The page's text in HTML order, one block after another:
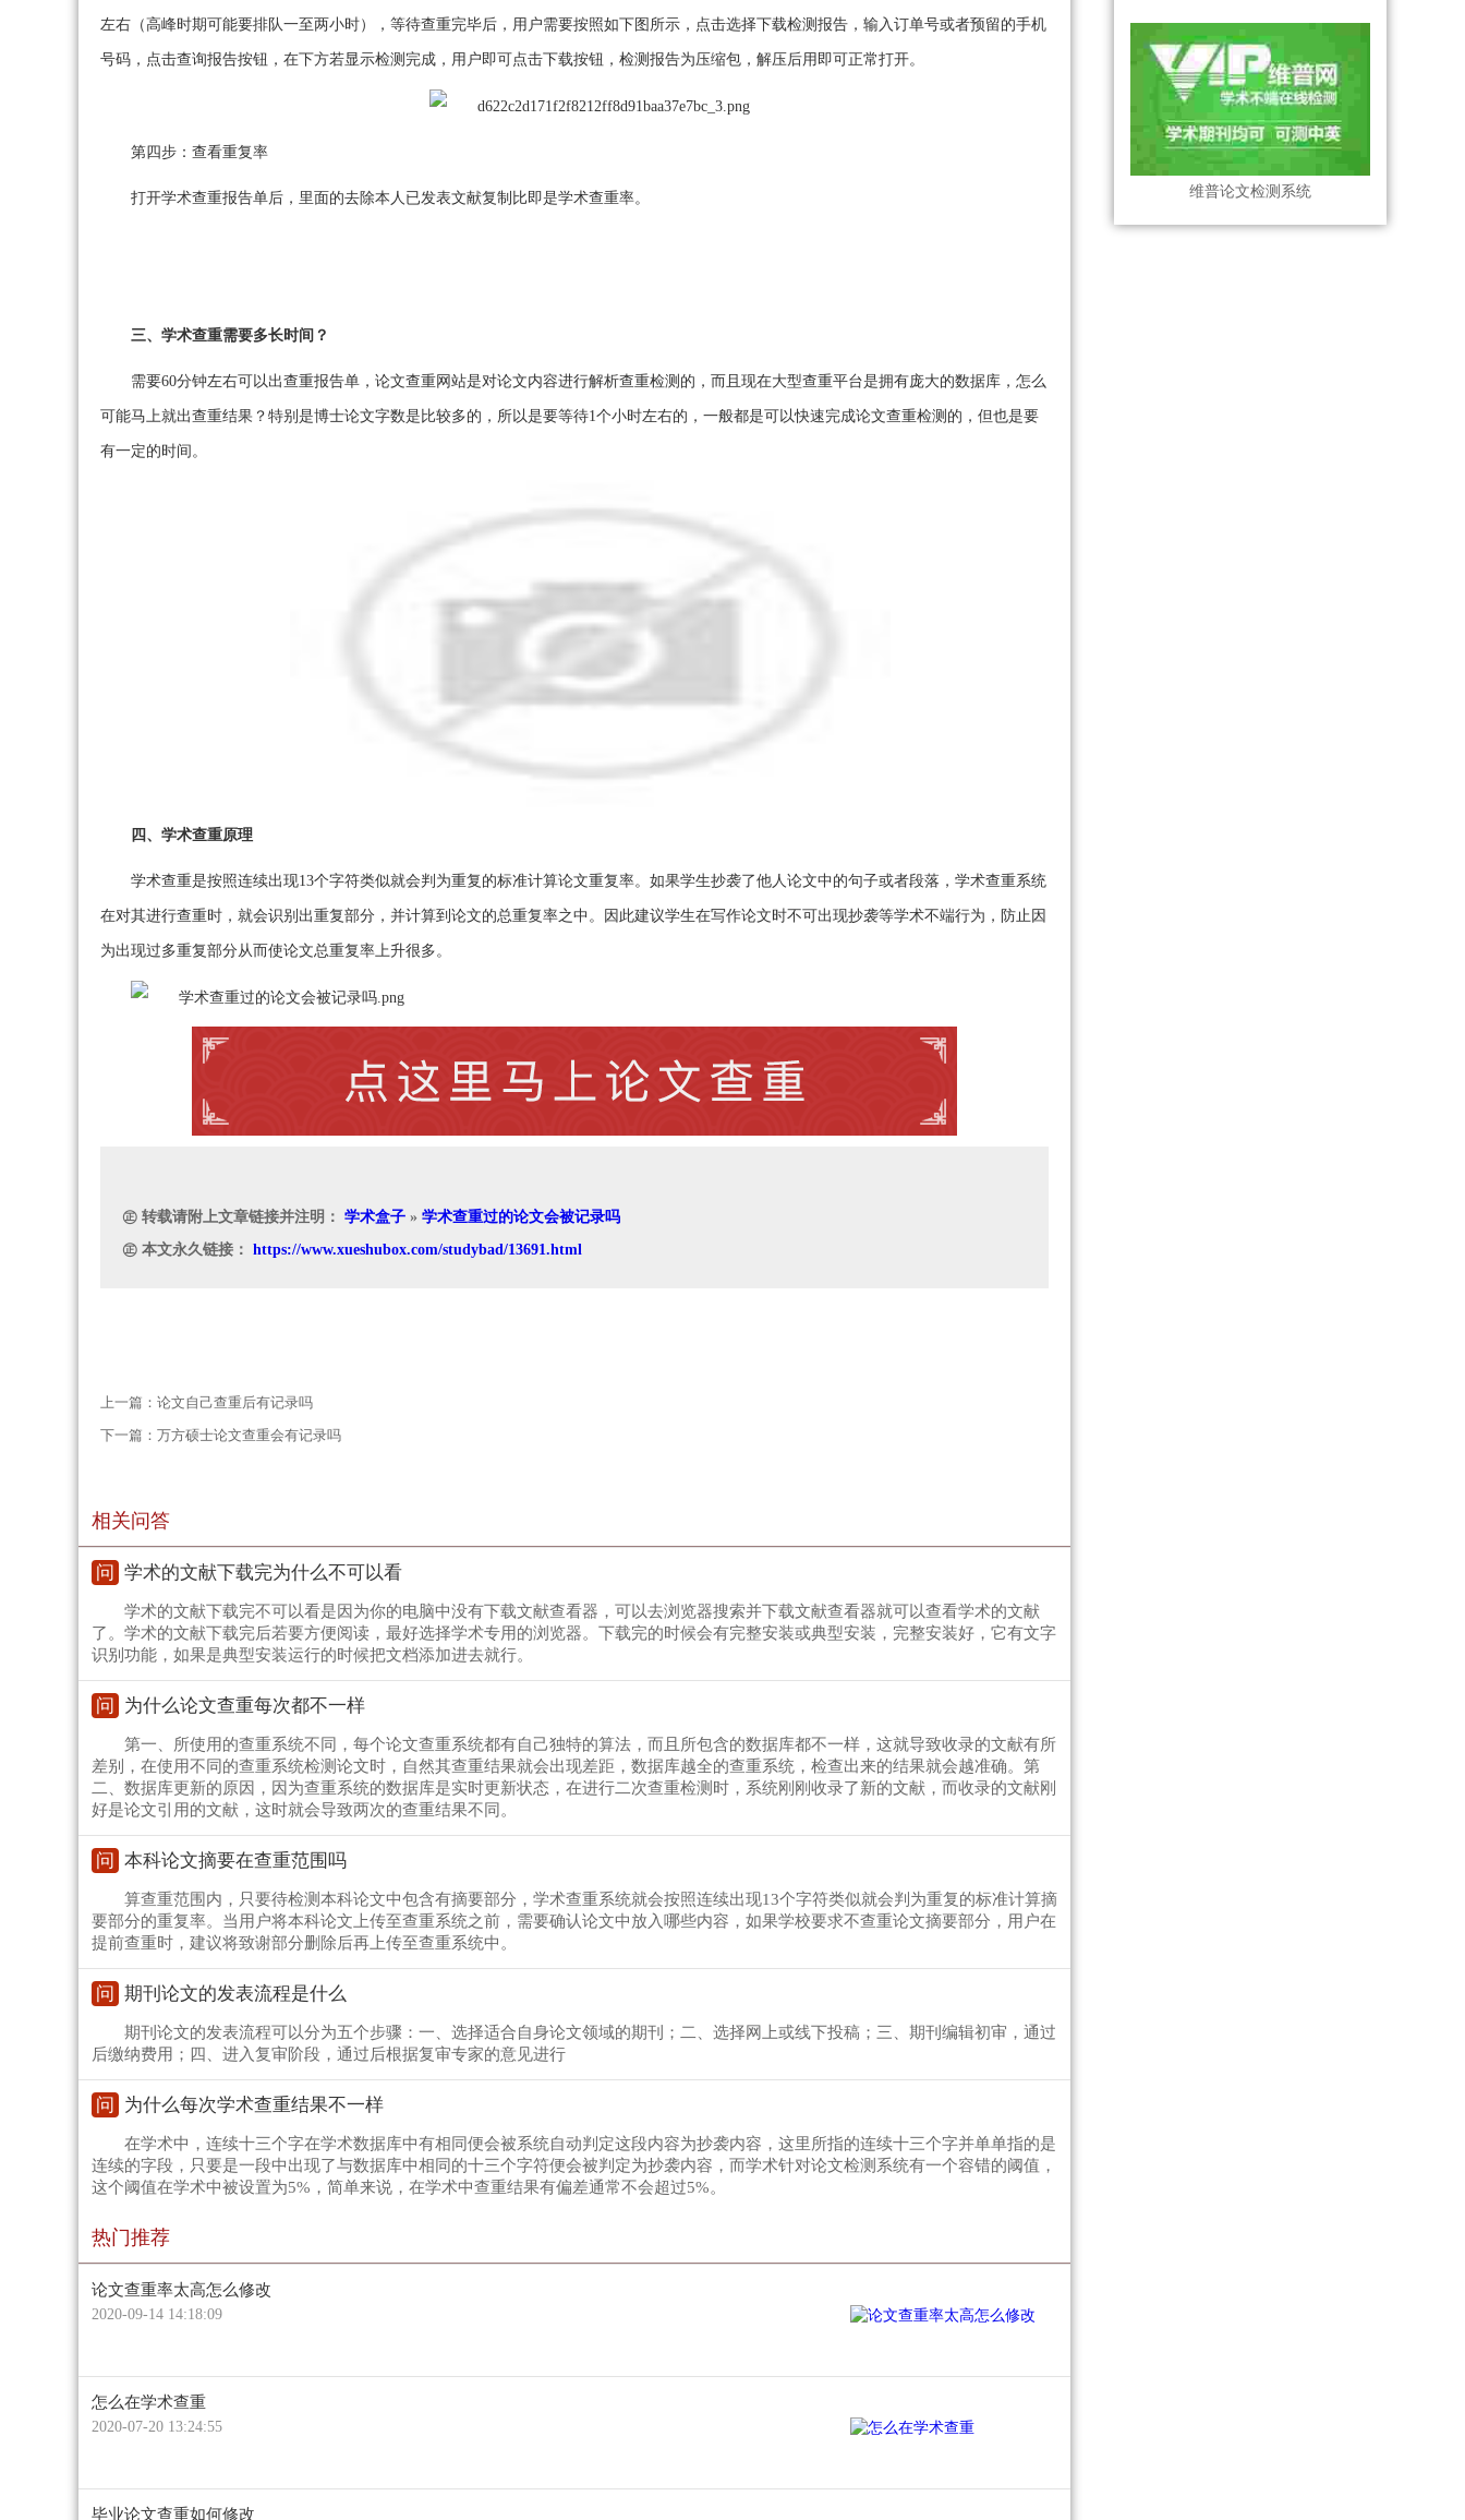
左右（高峰时期可能要排队一至两小时），等待查重完毕后，用户需要按照如下图所示，点击选择下载检测报告，输入订单号或者预留的手机
号码，点击查询报告按钮，在下方若显示检测完成，用户即可点击下载按钮，检测报告为压缩包，解压后用即可正常打开。
第四步：查看重复率
打开学术查重报告单后，里面的去除本人已发表文献复制比即是学术查重率。
三、学术查重需要多长时间？
需要60分钟左右可以出查重报告单，论文查重网站是对论文内容进行解析查重检测的，而且现在大型查重平台是拥有庞大的数据库，怎么
可能马上就出查重结果？特别是博士论文字数是比较多的，所以是要等待1个小时左右的，一般都是可以快速完成论文查重检测的，但也是要
有一定的时间。
四、学术查重原理
学术查重是按照连续出现13个字符类似就会判为重复的标准计算论文重复率。如果学生抄袭了他人论文中的句子或者段落，学术查重系统
在对其进行查重时，就会识别出重复部分，并计算到论文的总重复率之中。因此建议学生在写作论文时不可出现抄袭等学术不端行为，防止因
为出现过多重复部分从而使论文总重复率上升很多。
㊣ 转载请附上文章链接并注明： 学术盒子 » 学术查重过的论文会被记录吗
㊣ 本文永久链接： https://www.xueshubox.com/studybad/13691.html
上一篇： 论文自己查重后有记录吗
下一篇： 万方硕士论文查重会有记录吗
相关问答
问 学术的文献下载完为什么不可以看
学术的文献下载完不可以看是因为你的电脑中没有下载文献查看器，可以去浏览器搜索并下载文献查看器就可以查看学术的文献
了。学术的文献下载完后若要方便阅读，最好选择学术专用的浏览器。下载完的时候会有完整安装或典型安装，完整安装好，它有文字
识别功能，如果是典型安装运行的时候把文档添加进去就行。
问 为什么论文查重每次都不一样
第一、所使用的查重系统不同，每个论文查重系统都有自己独特的算法，而且所包含的数据库都不一样，这就导致收录的文献有所
差别，在使用不同的查重系统检测论文时，自然其查重结果就会出现差距，数据库越全的查重系统，检查出来的结果就会越准确。第
二、数据库更新的原因，因为查重系统的数据库是实时更新状态，在进行二次查重检测时，系统刚刚收录了新的文献，而收录的文献刚
好是论文引用的文献，这时就会导致两次的查重结果不同。
问 本科论文摘要在查重范围吗
算查重范围内，只要待检测本科论文中包含有摘要部分，学术查重系统就会按照连续出现13个字符类似就会判为重复的标准计算摘
要部分的重复率。当用户将本科论文上传至查重系统之前，需要确认论文中放入哪些内容，如果学校要求不查重论文摘要部分，用户在
提前查重时，建议将致谢部分删除后再上传至查重系统中。
问 期刊论文的发表流程是什么
期刊论文的发表流程可以分为五个步骤：一、选择适合自身论文领域的期刊；二、选择网上或线下投稿；三、期刊编辑初审，通过
后缴纳费用；四、进入复审阶段，通过后根据复审专家的意见进行
问 为什么每次学术查重结果不一样
在学术中，连续十三个字在学术数据库中有相同便会被系统自动判定这段内容为抄袭内容，这里所指的连续十三个字并单单指的是
连续的字段，只要是一段中出现了与数据库中相同的十三个字符便会被判定为抄袭内容，而学术针对论文检测系统有一个容错的阈值，
这个阈值在学术中被设置为5%，简单来说，在学术中查重结果有偏差通常不会超过5%。
热门推荐
论文查重率太高怎么修改
2020-09-14 14:18:09
怎么在学术查重
2020-07-20 13:24:55
毕业论文查重如何修改
维普论文检测系统